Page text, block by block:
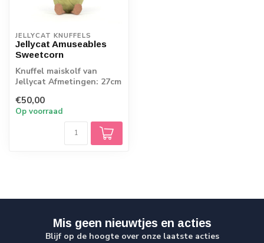
JELLYCAT KNUFFELS
Jellycat Amuseables
Sweetcorn
Knuffel maiskolf van
Jellycat Afmetingen: 27cm
€50,00
Op voorraad
Mis geen nieuwtjes en acties
Blijf op de hoogte over onze laatste acties